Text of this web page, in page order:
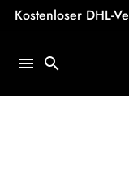
Direkt
Kostenloser DHL-
menu search